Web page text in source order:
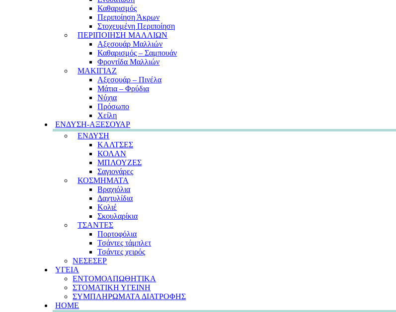
Καθαρισμός
Περιποίηση Άκρων
Στοχευμένη Περιποίηση
ΠΕΡΙΠΟΙΗΣΗ ΜΑΛΛΙΩΝ
Αξεσουάρ Μαλλιών
Καθαρισμός – Σαμπουάν
Φροντίδα Μαλλιών
ΜΑΚΙΓΙΑΖ
Αξεσουάρ – Πινέλα
Μάτια – Φρύδια
Νύχια
Πρόσωπο
Χείλη
ΕΝΔΥΣΗ-ΑΞΕΣΟΥΑΡ
ΕΝΔΥΣΗ
ΚΑΛΤΣΕΣ
ΚΟΛΑΝ
ΜΠΛΟΥΖΕΣ
Σαγιονάρες
ΚΟΣΜΗΜΑΤΑ
Βραχιόλια
Δαχτυλίδια
Κολιέ
Σκουλαρίκια
ΤΣΑΝΤΕΣ
Πορτοφόλια
Τσάντες τάμπλετ
Τσάντες χειρός
ΝΕΣΕΣΕΡ
ΥΓΕΙΑ
ΕΝΤΟΜΟΑΠΩΘΗΤΙΚΑ
ΣΤΟΜΑΤΙΚΗ ΥΓΕΙΝΗ
ΣΥΜΠΛΗΡΩΜΑΤΑ ΔΙΑΤΡΟΦΗΣ
HOME